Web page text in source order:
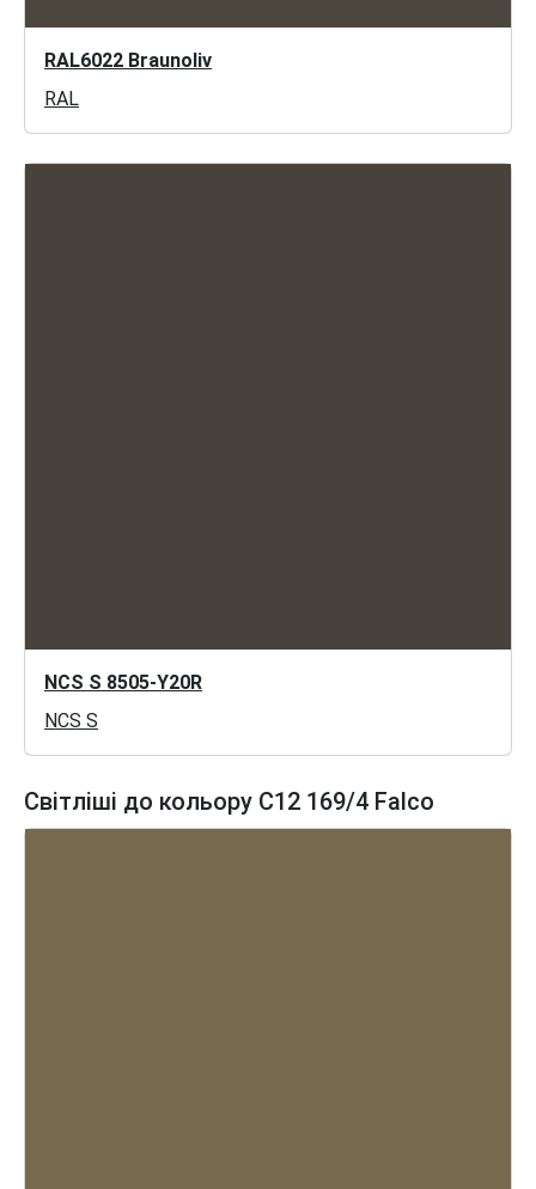
RAL6022 Braunoliv
RAL
NCS S 8505-Y20R
NCS S
Світліші до кольору C12 169/4 Falco